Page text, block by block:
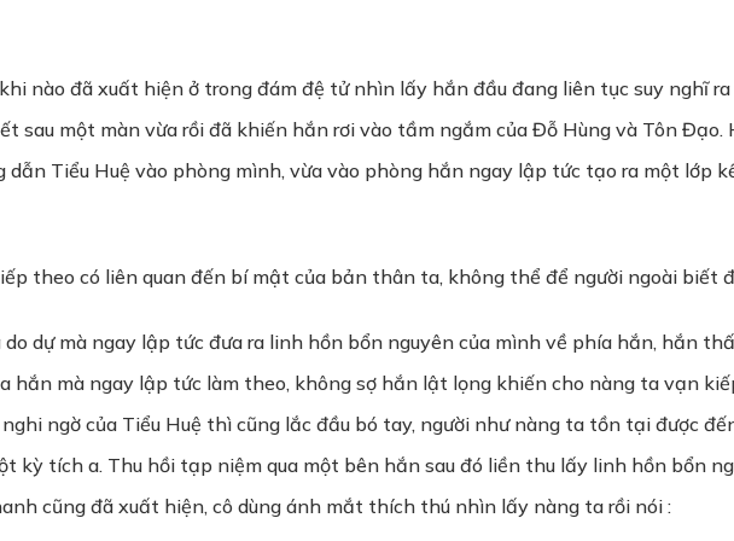
nào đã xuất hiện ở trong đám đệ tử nhìn lấy hắn đầu đang liên tục suy nghĩ
sau một màn vừa rồi đã khiến hắn rơi vào tầm ngắm của Đỗ Hùng và Tôn Đạo.
Tiểu Huệ vào phòng mình, vừa vào phòng hắn ngay lập tức tạo ra một lớp
theo có liên quan đến bí mật của bản thân ta, không thể để người ngoài biết
dự mà ngay lập tức đưa ra linh hồn bổn nguyên của mình về phía hắn, hắn
hắn mà ngay lập tức làm theo, không sợ hắn lật lọng khiến cho nàng ta vạn
ngờ của Tiểu Huệ thì cũng lắc đầu bó tay, người như nàng ta tồn tại được
kỳ tích a. Thu hồi tạp niệm qua một bên hắn sau đó liền thu lấy linh hồn bổn
cũng đã xuất hiện, cô dùng ánh mắt thích thú nhìn lấy nàng ta rồi nói :